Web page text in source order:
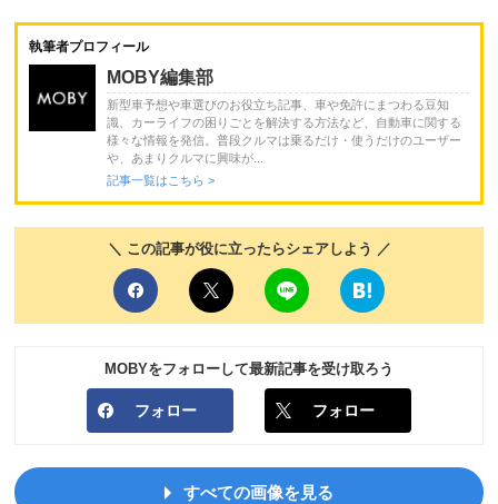
執筆者プロフィール
MOBY編集部
新型車予想や車選びのお役立ち記事、車や免許にまつわる豆知
識、カーライフの困りごとを解決する方法など、自動車に関する
様々な情報を発信。普段クルマは乗るだけ・使うだけのユーザー
や、あまりクルマに興味が...
記事一覧はこちら >
＼ この記事が役に立ったらシェアしよう ／
MOBYをフォローして最新記事を受け取ろう
フォロー フォロー
すべての画像を見る